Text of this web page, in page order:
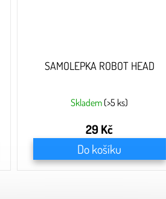
SAMOLEPKA ROBOT HEAD
Skladem (>5 ks)
29 Kč
Do košíku